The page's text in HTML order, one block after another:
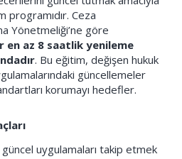
programıdır. Ceza
Yönetmeliği’ne göre
en az 8 saatlik yenileme
. Bu eğitim, değişen hukuk
güncellemeler
korumayı hedefler.
uygulamaları takip etmek